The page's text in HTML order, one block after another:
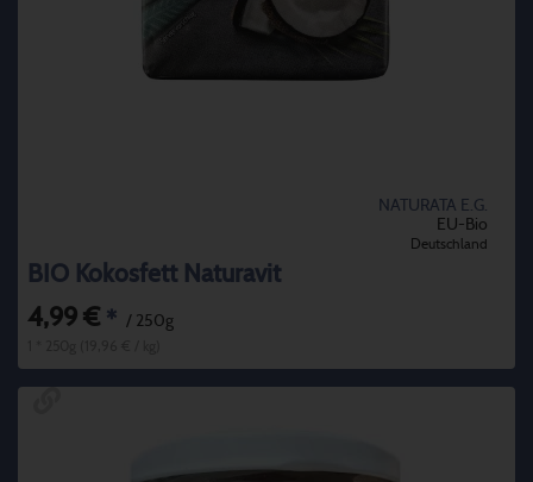
NATURATA E.G.
EU-Bio
Deutschland
BIO Kokosfett Naturavit
4,99 € * / 250g